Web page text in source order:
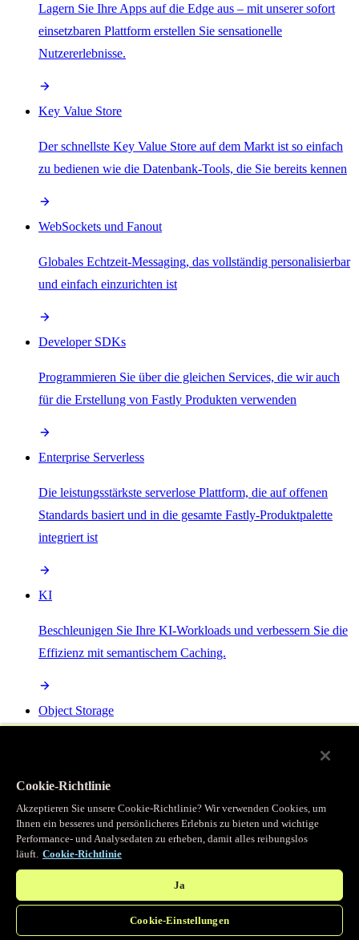
Lagern Sie Ihre Apps auf die Edge aus – mit unserer sofort
einsetzbaren Plattform erstellen Sie sensationelle
Nutzererlebnisse.
Key Value Store
Der schnellste Key Value Store auf dem Markt ist so einfach
zu bedienen wie die Datenbank-Tools, die Sie bereits kennen
WebSockets und Fanout
Globales Echtzeit-Messaging, das vollständig personalisierbar
und einfach einzurichten ist
Developer SDKs
Programmieren Sie über die gleichen Services, die wir auch
für die Erstellung von Fastly Produkten verwenden
Enterprise Serverless
Die leistungsstärkste serverlose Plattform, die auf offenen
Standards basiert und in die gesamte Fastly-Produktpalette
integriert ist
KI
Beschleunigen Sie Ihre KI-Workloads und verbessern Sie die
Effizienz mit semantischem Caching.
Object Storage
Programmierbarer Cache
Erhalten Sie vollständigen programmatischen Zugriff auf das
legendäre Caching, das unser CDN antreibt.
Cookie-Richtlinie
Akzeptieren Sie unsere Cookie-Richtlinie? Wir verwenden Cookies, um
Ihnen ein besseres und persönlicheres Erlebnis zu bieten und wichtige
Performance- und Analysedaten zu erheben, damit alles reibungslos
läuft. Cookie-Richtlinie
Ja
Cookie-Einstellungen